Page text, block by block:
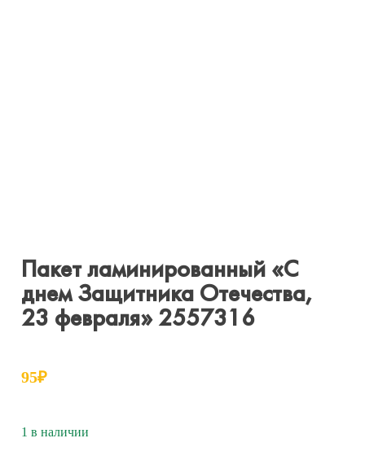
Пакет ламинированный «С
днем Защитника Отечества,
23 февраля» 2557316
95₽
1 в наличии